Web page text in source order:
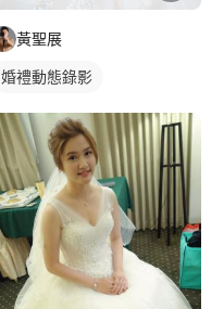
黃聖展
婚禮動態錄影